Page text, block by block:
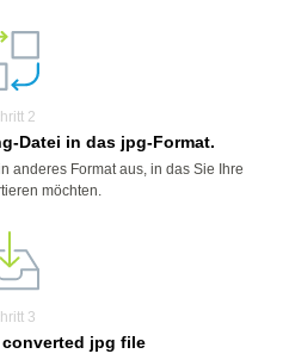
2
Datei in das jpg-Format.
anderes Format aus, in das Sie Ihre
möchten.
3
jpg file